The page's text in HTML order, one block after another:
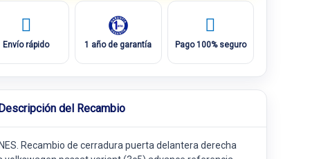
Envío rápido 1 año de garantía Pago 100% seguro
del Recambio
Recambio de cerradura puerta delantera derecha